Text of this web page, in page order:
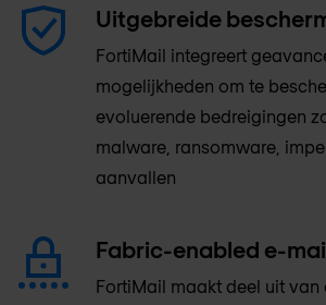
Uitgebreide
FortiMail integreert
mogelijkheden om te
evoluerende bedreigingen
malware, ransomware,
aanvallen
Fabric-enabled e-
FortiMail maakt deel uit van